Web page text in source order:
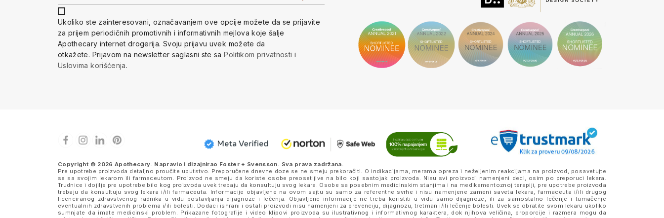
Ukoliko ste zainteresovani, označavanjem ove opcije možete da se prijavite
za prijem periodičnih promotivnih i informativnih mejlova koje šalje
Apothecary internet drogerija. Svoju prijavu uvek možete da
otkažete. Prijavom na newsletter saglasni ste saPolitikom privatnosti i
Uslovima korišćenja.
Copyright © 2026 Apothecary. Napravio i dizajnirao Foster + Svensson. Sva prava zadržana.
Pre upotrebe proizvoda detaljno proučite uputstvo. Preporučene dnevne doze se ne smeju prekoračiti. O indikacijama, merama opreza i neželjenim reakcijama na proizvod, posavetujte
se sa svojim lekarom ili farmaceutom. Proizvod ne smeju da koriste osobe preosetljive na bilo koji sastojak proizvoda. Nisu svi proizvodi namenjeni deci, osim po preporuci lekara.
Trudnice i dojilje pre upotrebe bilo kog proizvoda uvek trebaju da konsultuju svog lekara. Osobe sa posebnim medicinskim stanjima i na medikamentoznoj terapiji, pre upotrebe proizvoda
trebaju da konsultuju svog lekara i/ili farmaceuta. Informacije objavljene na ovom sajtu su samo za referentne svrhe i nisu namenjene zameni saveta lekara, farmaceuta i/ili drugog
licenciranog zdravstvenog radnika u vidu postavljanja dijagnoze i lečenja. Objavljene informacije ne treba koristiti u vidu samo-dijagnoze, ili za samostalno lečenje i tumačenje
eventualnih zdravstvenih problema i/ili bolesti. Dodaci ishrani i ostali proizvodi nisu namenjeni za prevenciju, dijagnozu, tretman i/ili lečenje bolesti. Uvek se obratite svom lekaru ukoliko
sumnjate da imate medicinski problem. Prikazane fotografije i video klipovi proizvoda su ilustrativnog i informativnog karaktera, dok njihova veličina, proporcije i razmera mogu da